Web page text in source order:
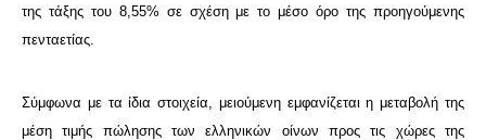
της τάξης του 8,55% σε σχέση με το μέσο όρο της προηγούμενης
πενταετίας.
Σύμφωνα με τα ίδια στοιχεία, μειούμενη εμφανίζεται η μεταβολή της
μέση τιμής πώλησης των ελληνικών οίνων προς τις χώρες της